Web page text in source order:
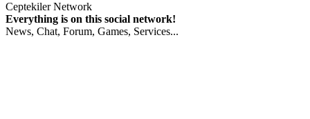
Ceptekiler Network
Everything is on this social network!
News, Chat, Forum, Games, Services...